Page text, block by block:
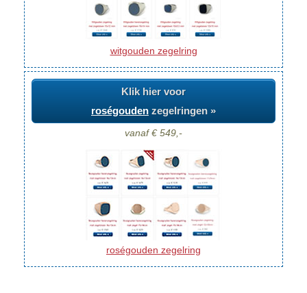
witgouden zegelring
Klik hier voor
roségouden zegelringen »
vanaf € 549,-
roségouden zegelring